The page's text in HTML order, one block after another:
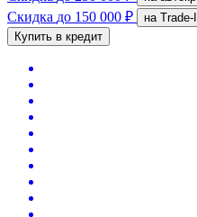
Скидка до 150 000 ₽
на
Купить в кредит